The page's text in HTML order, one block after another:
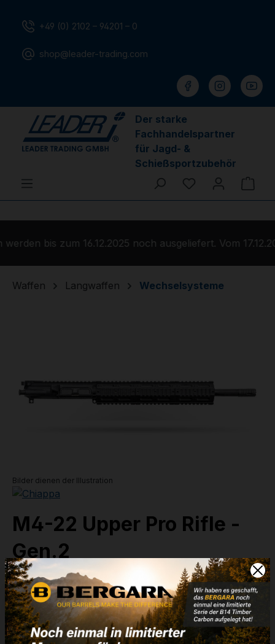
+49 (0) 2102 – 94201 – 0
shop@leader-trading.com
Der starke
Fachhandelspartner
für Jagd- &
Schießsportzubehör
Du hast 0
bis zum 16.12.2025 noch ausgeliefert. Vom
Waffen Langwaffen Wechselsysteme
Bilder dienen der Illustration
M4-22 Upper Pro Rifle -
Gen.2
.22 LR
Artikelnummer:C500.095
Weitere Informationen